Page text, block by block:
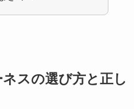
スの選び方と正し